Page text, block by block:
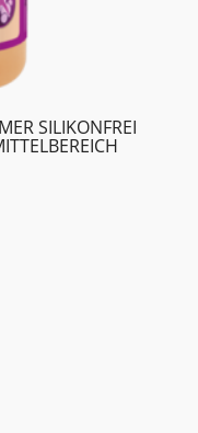
SILIKONFREI